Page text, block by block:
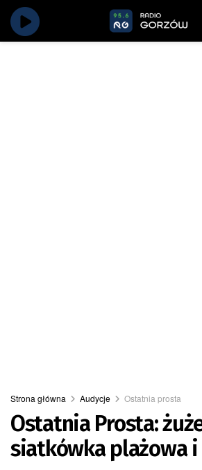
Strona główna Audycje Ostatnia prosta
Ostatnia Prosta:
siatkówka plażowa